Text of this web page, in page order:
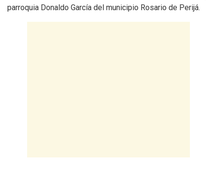
parroquia Donaldo García del municipio Rosario de Perijá.